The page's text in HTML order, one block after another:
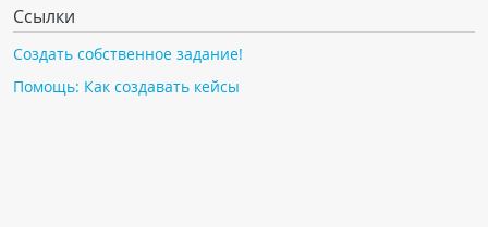
Ссылки
Создать собственное задание!
Помощь: Как создавать кейсы